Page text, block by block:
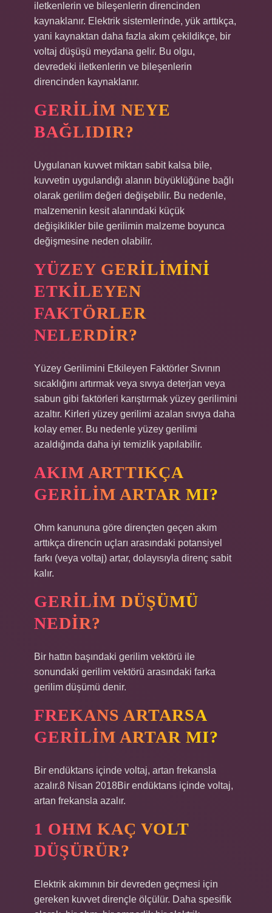
iletkenlerin ve bileşenlerin direncinden
kaynaklanır. Elektrik sistemlerinde, yük arttıkça,
yani kaynaktan daha fazla akım çekildikçe, bir
voltaj düşüşü meydana gelir. Bu olgu,
devredeki iletkenlerin ve bileşenlerin
direncinden kaynaklanır.
GERILIM NEYE
BAĞLIDIR?
Uygulanan kuvvet miktarı sabit kalsa bile,
kuvvetin uygulandığı alanın büyüklüğüne bağlı
olarak gerilim değeri değişebilir. Bu nedenle,
malzemenin kesit alanındaki küçük
değişiklikler bile gerilimin malzeme boyunca
değişmesine neden olabilir.
YÜZEY GERILIMINI
ETKILEYEN
FAKTÖRLER
NELERDIR?
Yüzey Gerilimini Etkileyen Faktörler Sıvının
sıcaklığını artırmak veya sıvıya deterjan veya
sabun gibi faktörleri karıştırmak yüzey gerilimini
azaltır. Kirleri yüzey gerilimi azalan sıvıya daha
kolay emer. Bu nedenle yüzey gerilimi
azaldığında daha iyi temizlik yapılabilir.
AKIM ARTTIKÇA
GERILIM ARTAR MI?
Ohm kanununa göre dirençten geçen akım
arttıkça direncin uçları arasındaki potansiyel
farkı (veya voltaj) artar, dolayısıyla direnç sabit
kalır.
GERILIM DÜŞÜMÜ
NEDIR?
Bir hattın başındaki gerilim vektörü ile
sonundaki gerilim vektörü arasındaki farka
gerilim düşümü denir.
FREKANS ARTARSA
GERILIM ARTAR MI?
Bir endüktans içinde voltaj, artan frekansla
azalır.8 Nisan 2018Bir endüktans içinde voltaj,
artan frekansla azalır.
1 OHM KAÇ VOLT
DÜŞÜRÜR?
Elektrik akımının bir devreden geçmesi için
gereken kuvvet dirençle ölçülür. Daha spesifik